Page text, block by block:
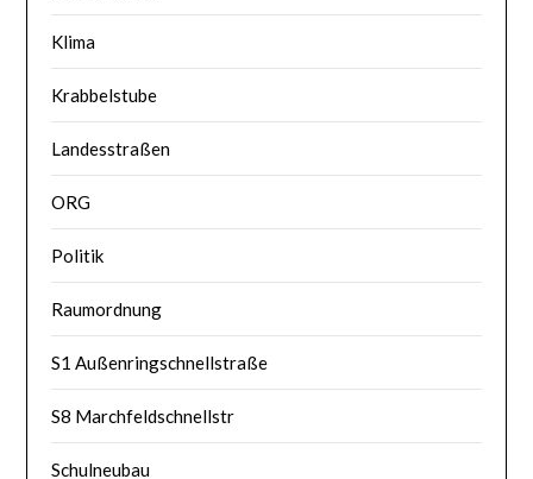
Klima
Krabbelstube
Landesstraßen
ORG
Politik
Raumordnung
S1 Außenringschnellstraße
S8 Marchfeldschnellstr
Schulneubau